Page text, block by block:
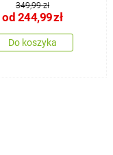
349,99 zł
od 244,99zł
Do koszyka